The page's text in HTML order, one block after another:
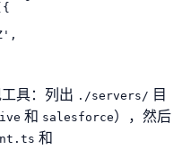
具：列出 ./servers/ 目
和 salesforce），然后
和